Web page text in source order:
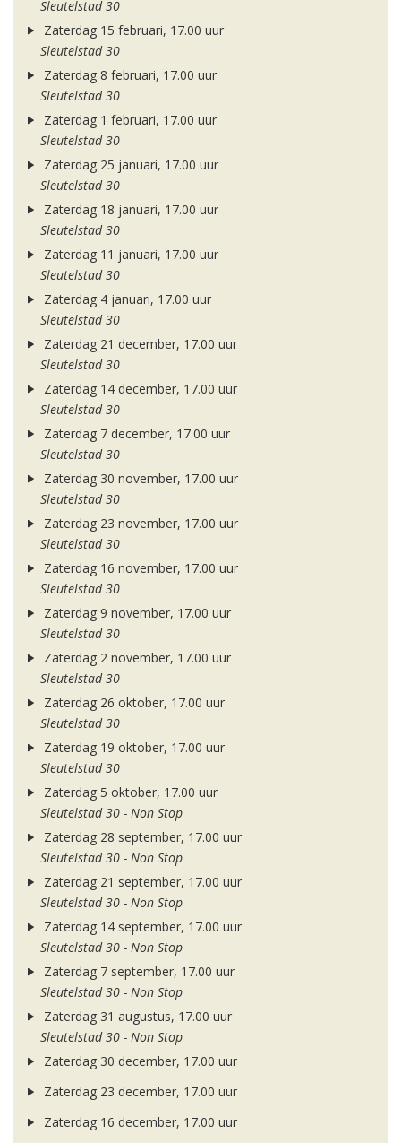
Sleutelstad 30
Zaterdag 15 februari, 17.00 uur
Sleutelstad 30
Zaterdag 8 februari, 17.00 uur
Sleutelstad 30
Zaterdag 1 februari, 17.00 uur
Sleutelstad 30
Zaterdag 25 januari, 17.00 uur
Sleutelstad 30
Zaterdag 18 januari, 17.00 uur
Sleutelstad 30
Zaterdag 11 januari, 17.00 uur
Sleutelstad 30
Zaterdag 4 januari, 17.00 uur
Sleutelstad 30
Zaterdag 21 december, 17.00 uur
Sleutelstad 30
Zaterdag 14 december, 17.00 uur
Sleutelstad 30
Zaterdag 7 december, 17.00 uur
Sleutelstad 30
Zaterdag 30 november, 17.00 uur
Sleutelstad 30
Zaterdag 23 november, 17.00 uur
Sleutelstad 30
Zaterdag 16 november, 17.00 uur
Sleutelstad 30
Zaterdag 9 november, 17.00 uur
Sleutelstad 30
Zaterdag 2 november, 17.00 uur
Sleutelstad 30
Zaterdag 26 oktober, 17.00 uur
Sleutelstad 30
Zaterdag 19 oktober, 17.00 uur
Sleutelstad 30
Zaterdag 5 oktober, 17.00 uur
Sleutelstad 30 - Non Stop
Zaterdag 28 september, 17.00 uur
Sleutelstad 30 - Non Stop
Zaterdag 21 september, 17.00 uur
Sleutelstad 30 - Non Stop
Zaterdag 14 september, 17.00 uur
Sleutelstad 30 - Non Stop
Zaterdag 7 september, 17.00 uur
Sleutelstad 30 - Non Stop
Zaterdag 31 augustus, 17.00 uur
Sleutelstad 30 - Non Stop
Zaterdag 30 december, 17.00 uur
Zaterdag 23 december, 17.00 uur
Zaterdag 16 december, 17.00 uur